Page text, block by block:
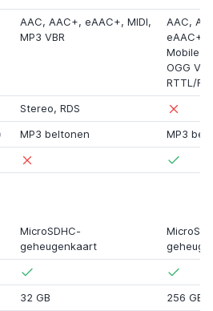
AAC, AAC+, eAAC+, MIDI,
MP3 VBR
AAC,
eAAC+,
Mobile
OGG
RTTL/
Stereo, RDS
MP3 beltonen
MP3
MicroSDHC-
geheugenkaart
32 GB 256 GB